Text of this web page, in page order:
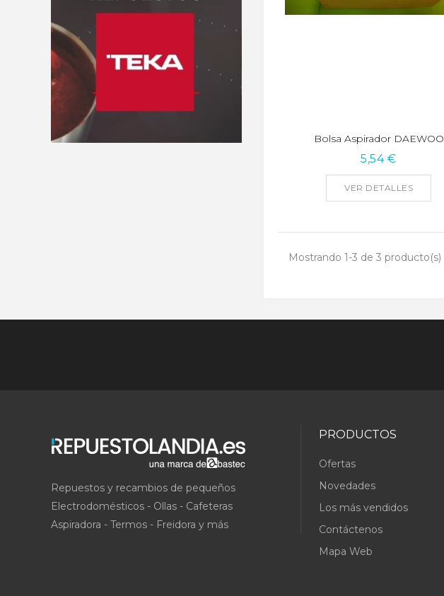
Bolsa Aspirador DAEWOO
5,54 €
VER DETALLES
Mostrando 1-3 de 3 producto(s)
Repuestos y recambios de pequeños
Electrodomésticos - Ollas - Cafeteras
Aspiradora - Termos - Freidora y más
PRODUCTOS
Ofertas
Novedades
Los más vendidos
Contáctenos
Mapa Web